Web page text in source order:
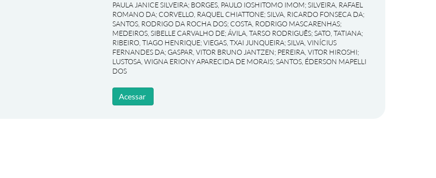
PAULA JANICE SILVEIRA; BORGES, PAULO IOSHITOMO IMOM;SILVEIRA, RAFAEL
ROMANO DA; CORVELLO, RAQUEL CHIATTONE;SILVA, RICARDO FONSECA DA;
SANTOS, RODRIGO DA ROCHA DOS; COSTA, RODRIGO MASCARENHAS;
MEDEIROS, SIBELLE CARVALHO DE;ÁVILA, TARSO RODRIGUÊS;SATO, TATIANA;
RIBEIRO, TIAGO HENRIQUE;VIEGAS, TXAI JUNQUEIRA;SILVA, VINÍCIUS
FERNANDES DA; GASPAR, VITOR BRUNO JANTZEN; PEREIRA, VITOR HIROSHI;
LUSTOSA, WIGNA ERIONY APARECIDA DE MORAIS;SANTOS, ÉDERSON MAPELLI
DOS
Acessar